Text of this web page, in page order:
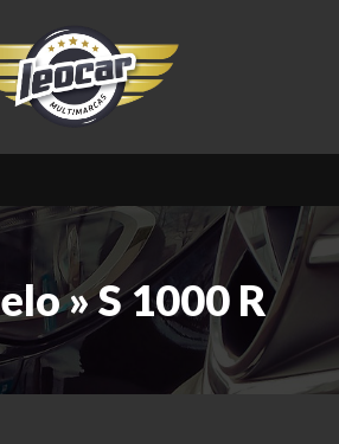
» S 1000 R